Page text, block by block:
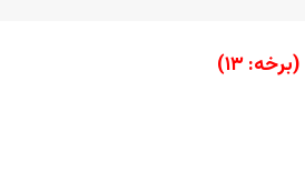
(برخه: ۱۳)